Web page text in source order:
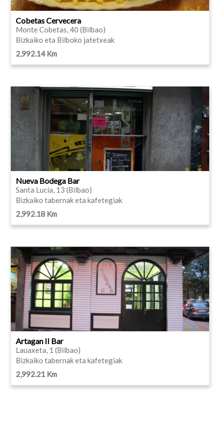
Cobetas Cervecera
Monte Cobetas, 40 (Bilbao)
Bizkaiko eta Bilboko jatetxeak
2,992.14 Km
Nueva Bodega Bar
Santa Lucía, 13 (Bilbao)
Bizkaiko tabernak eta kafetegiak
2,992.18 Km
Artagan II Bar
Lauaxeta, 1 (Bilbao)
Bizkaiko tabernak eta kafetegiak
2,992.21 Km